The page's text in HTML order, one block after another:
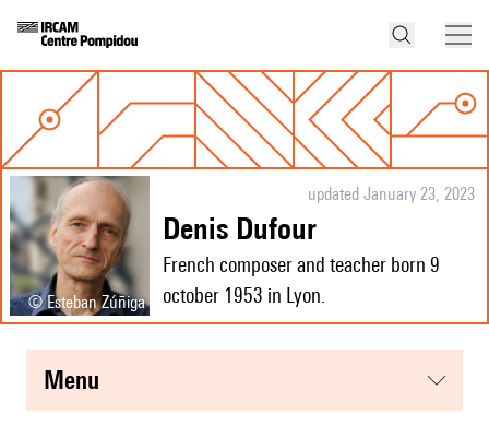
© Esteban Zúñiga
updated January 23, 2023
Denis Dufour
French composer and teacher born 9
october 1953 in Lyon.
menu